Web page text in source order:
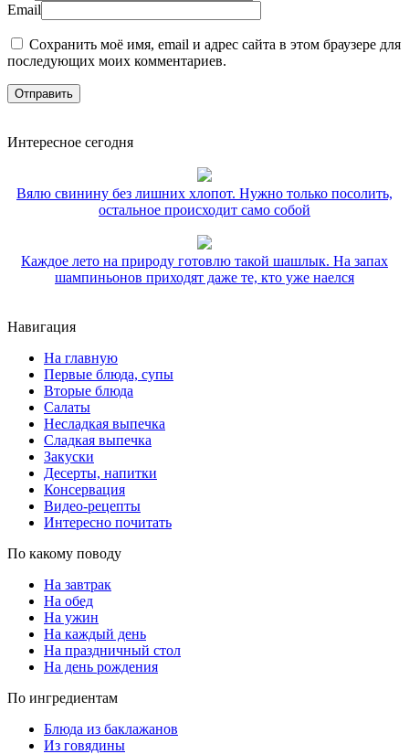
Email
Сохранить моё имя, email и адрес сайта в этом браузере для
последующих моих комментариев.
Интересное сегодня
Вялю свинину без лишних хлопот. Нужно только посолить,
остальное происходит само собой
Каждое лето на природу готовлю такой шашлык. На запах
шампиньонов приходят даже те, кто уже наелся
Навигация
На главную
Первые блюда, супы
Вторые блюда
Салаты
Несладкая выпечка
Сладкая выпечка
Закуски
Десерты, напитки
Консервация
Видео-рецепты
Интересно почитать
По какому поводу
На завтрак
На обед
На ужин
На каждый день
На праздничный стол
На день рождения
По ингредиентам
Блюда из баклажанов
Из говядины